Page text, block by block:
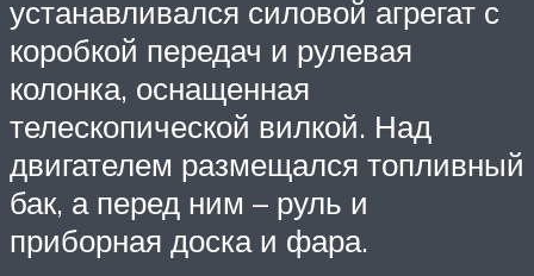
устанавливался силовой агрегат с
коробкой передач и рулевая
колонка, оснащенная
телескопической вилкой. Над
двигателем размещался топливный
бак, а перед ним – руль и
приборная доска и фара.